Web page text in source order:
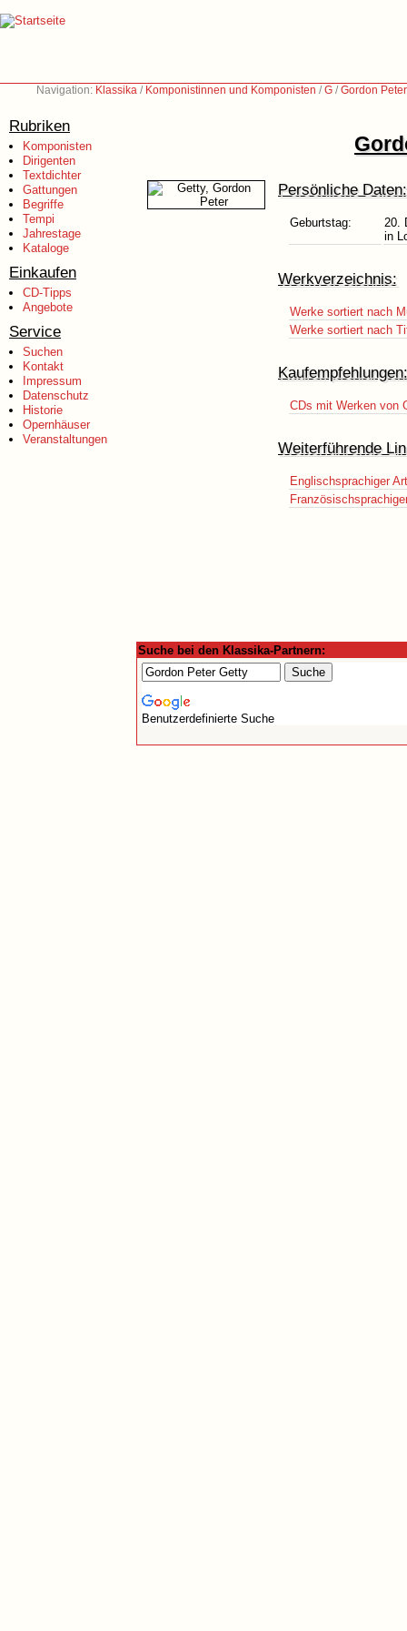
Navigation: Klassika / Komponistinnen und Komponisten /G /Gordon
Rubriken
Komponisten
Dirigenten
Textdichter
Gattungen
Begriffe
Tempi
Jahrestage
Kataloge
Einkaufen
CD-Tipps
Angebote
Service
Suchen
Kontakt
Impressum
Datenschutz
Historie
Opernhäuser
Veranstaltungen
Persönliche Daten:
Geburtstag:
20.
in
Werkverzeichnis:
Werke sortiert nach
Werke sortiert nach
Kaufempfehlungen:
CDs mit Werken von
Weiterführende
Englischsprachiger
Suche bei den Klassika-Partnern:
Benutzerdefinierte Suche